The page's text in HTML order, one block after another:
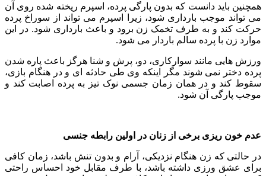
همچنین باید دانست که بدون پارگی پرده، اسپرم ریخته شده روی آن
می تواند موجب بارداری شود، زیرا اسپرم می تواند از سوراخ پرده
حرکت کند و به طرف تخمک زن برود و باعث بارداری شود. در این
موارد زن با پرده سالم باردار می شود.
ورزش هایی مانند سوارکاری، دو، پرش و شنا هرگز باعث پاره شدن
پرده دختر نمی شوند مگر اینکه وی طی حادثه ای و در هنگام بازی،
سقوط کند و در همان زمان جسمی نوک تیز به پرده اصابت کند و
موجب پارگی آن شود.
عدم خون ریزی برخی از زنان در اولین رابطه جنسی
در حالتی که زن هنگام نزدیکی، آرام و بدون تنش باشد، زمان کافی
برای عشق ورزی داشته باشد، با طرف مقابل خود احساس راحتی